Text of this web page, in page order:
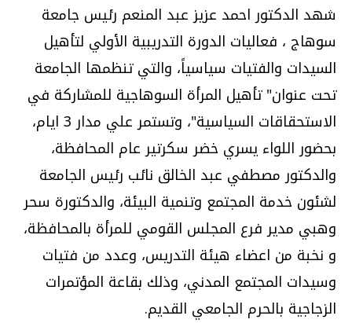
شهد الدكتور احمد عزيز عبد المنعم رئيس جامعة
سوهاج ، فعاليات الدورة التدريبية الأولي لتأهيل
السيدات والفتيات سياسياً، والتي تنظمها الجامعة
تحت عنوان" تأهيل المرأة السوهاجية للمشاركة في
الاستحقاقات السياسية"، وتستمر علي مدار 3 ايام،
بحضور اللواء يسري خضر سكرتير عام المحافظة،
والدكتور مصطفي عبد الخالق نائب رئيس الجامعة
لشئون خدمة المجتمع وتنمية البيئة، والدكتورة سحر
وهبي مدير فرع المجلس القومي للمرأة بالمحافظة،
و نخبة من اعضاء هيئة التدريس، وعدد من فتيات
وسيدات المجتمع المدني، وذلك بقاعة المؤتمرات
الزجاجية بالحرم الجامعي القديم.